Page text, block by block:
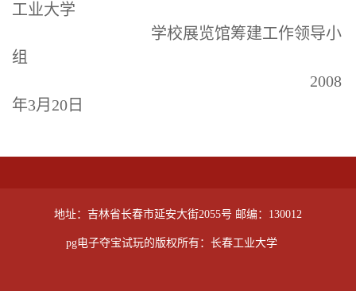
工业大学
学校展览馆筹建工作领导小
组
2008
年3月 20 日
地址：吉林省长春市延安大街2055号 邮编：130012
pg电子夺宝试玩的版权所有：长春工业大学